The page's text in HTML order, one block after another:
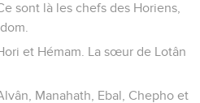
sont là les chefs des Horiens,
et Hémam. La sœur de Lotân
Manahath, Ebal, Chepho et